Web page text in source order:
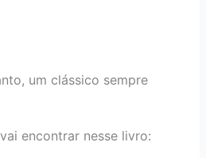
um clássico sempre
encontrar nesse livro: